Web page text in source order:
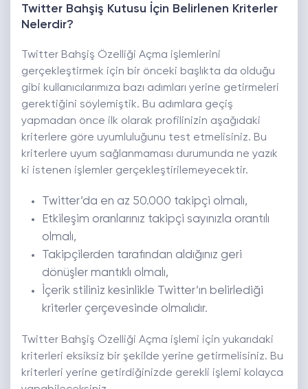
Twitter Bahşiş Kutusu İçin Belirlenen Kriterler
Nelerdir?
Twitter Bahşiş Özelliği Açma işlemlerini
gerçekleştirmek için bir önceki başlıkta da olduğu
gibi kullanıcılarımıza bazı adımları yerine getirmeleri
gerektiğini söylemiştik. Bu adımlara geçiş
yapmadan önce ilk olarak profilinizin aşağıdaki
kriterlere göre uyumluluğunu test etmelisiniz. Bu
kriterlere uyum sağlanmaması durumunda ne yazık
ki istenen işlemler gerçekleştirilemeyecektir.
Twitter’da en az 50.000 takipçi olmalı,
Etkileşim oranlarınız takipçi sayınızla orantılı
olmalı,
Takipçilerden tarafından aldığınız geri
dönüşler mantıklı olmalı,
İçerik stiliniz kesinlikle Twitter’ın belirlediği
kriterler çerçevesinde olmalıdır.
Twitter Bahşiş Özelliği Açma işlemi için yukarıdaki
kriterleri eksiksiz bir şekilde yerine getirmelisiniz. Bu
kriterleri yerine getirdiğinizde gerekli işlemi kolayca